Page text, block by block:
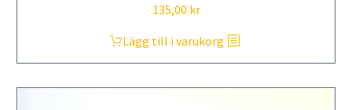
135,00 kr
Lägg till i varukorg